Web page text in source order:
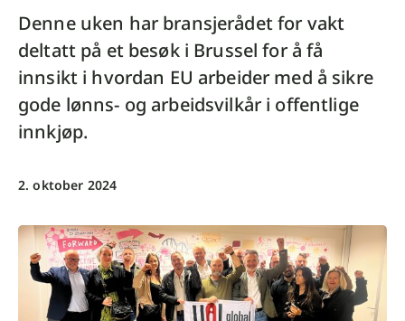
Denne uken har bransjerådet for vakt
deltatt på et besøk i Brussel for å få
innsikt i hvordan EU arbeider med å sikre
gode lønns- og arbeidsvilkår i offentlige
innkjøp.
2. oktober 2024